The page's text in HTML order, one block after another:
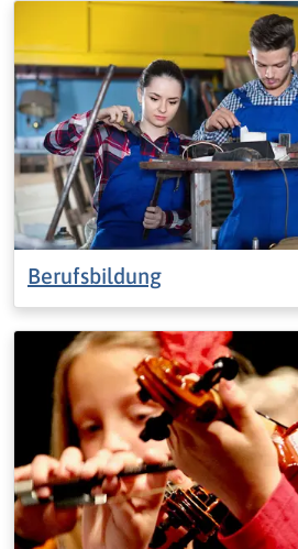
Berufsbildung